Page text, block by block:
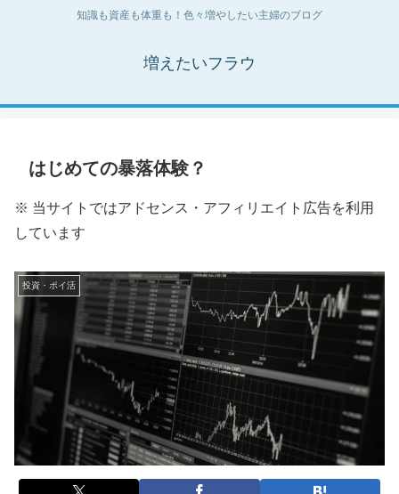
知識も資産も体重も！色々増やしたい主婦のブログ
増えたいフラウ
はじめての暴落体験？
※ 当サイトではアドセンス・アフィリエイト広告を利用
しています
投資・ポイ活